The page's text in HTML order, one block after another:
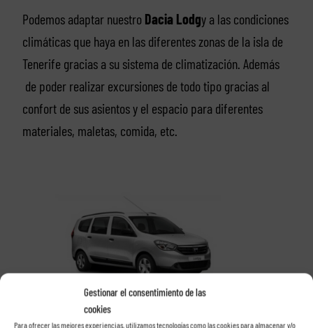
Gestionar el consentimiento de las
cookies
Para ofrecer las mejores experiencias, utilizamos tecnologías como las cookies para almacenar y/o
Podemos adaptar nuestro Dacia Lodgy a las condiciones
climáticas que haya en las diferentes zonas de la isla de
Tenerife gracias a su sistema de climatización. Además
de poder realizar excursiones de todo tipo gracias al
confort de sus asientos y el espacio para diferentes
materiales, maletas, comida, etc.